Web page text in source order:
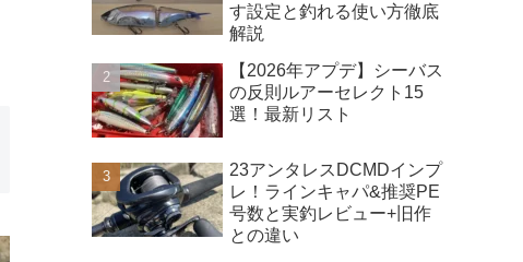
す設定と釣れる使い方徹底
解説
【2026年アプデ】シーバス
の反則ルアーセレクト15
選！最新リスト
23アンタレスDCMDインプ
レ！ラインキャパ&推奨PE
号数と実釣レビュー+旧作
との違い